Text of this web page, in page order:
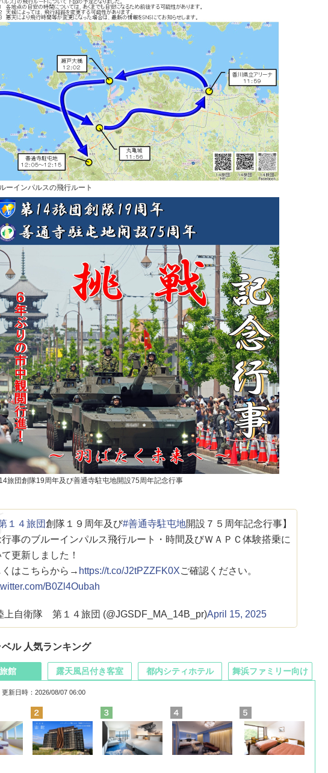
ーインパルスの飛行ルート
旅団創隊19周年及び善通寺駐屯地開設75周年記念行事
１４旅団創隊１９周年及び#善通寺駐屯地開設７５周年記念行事】
事のブルーインパルス飛行ルート・時間及びＷＡＰＣ体験搭乗に
更新しました！
くはこちらから→ https://t.co/J2tPZZFK0Xご確認ください。
B0Zl4Oubah
自衛隊 第１４旅団 (@JGSDF_MA_14B_pr)April 15, 2025
ル 人気ランキング
館
更新日時：2026/08/07 06:00
露天風呂付き客室 都内シティホテル 舞浜ファミリー向け